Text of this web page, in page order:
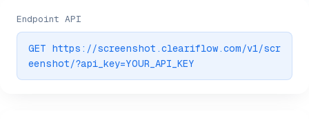
Endpoint API
GET https://screenshot.cleariflow.com/v1/scr
eenshot/?api_key=YOUR_API_KEY